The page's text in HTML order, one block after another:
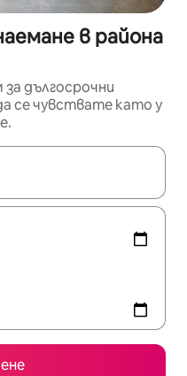
в района
дългосрочни
се чувствате като у
използвайте